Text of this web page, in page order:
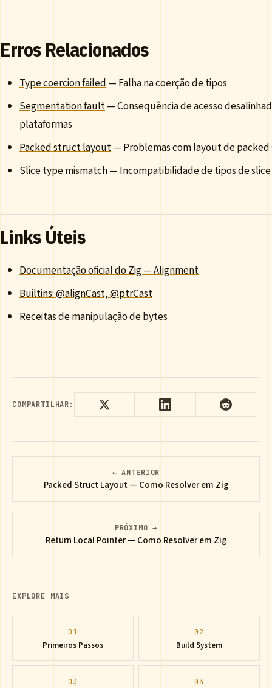
Erros Relacionados
Type coercion failed— Falha na coerção de tipos
Segmentation fault— Consequência de acesso
plataformas
Packed struct layout— Problemas com layout de
Slice type mismatch— Incompatibilidade de tipos de slice
Links Úteis
Documentação oficial do Zig — Alignment
Builtins: @alignCast, @ptrCast
Receitas de manipulação de bytes
COMPARTILHAR:
← ANTERIOR
Packed Struct Layout — Como Resolver em Zig
PRÓXIMO →
Return Local Pointer — Como Resolver em Zig
EXPLORE MAIS
01
Primeiros Passos
02
Build System
03 04